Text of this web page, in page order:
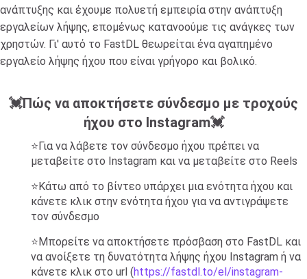
ανάπτυξης και έχουμε πολυετή εμπειρία στην ανάπτυξη
εργαλείων λήψης, επομένως κατανοούμε τις ανάγκες των
χρηστών. Γι' αυτό το FastDL θεωρείται ένα αγαπημένο
εργαλείο λήψης ήχου που είναι γρήγορο και βολικό.
💓Πώς να αποκτήσετε σύνδεσμο με τροχούς
ήχου στο Instagram💓
⭐Για να λάβετε τον σύνδεσμο ήχου πρέπει να
μεταβείτε στο Instagram και να μεταβείτε στο Reels
⭐Κάτω από το βίντεο υπάρχει μια ενότητα ήχου και
κάνετε κλικ στην ενότητα ήχου για να αντιγράψετε
τον σύνδεσμο
⭐Μπορείτε να αποκτήσετε πρόσβαση στο FastDL και
να ανοίξετε τη δυνατότητα λήψης ήχου Instagram ή να
κάνετε κλικ στο url (https://fastdl.to/el/instagram-